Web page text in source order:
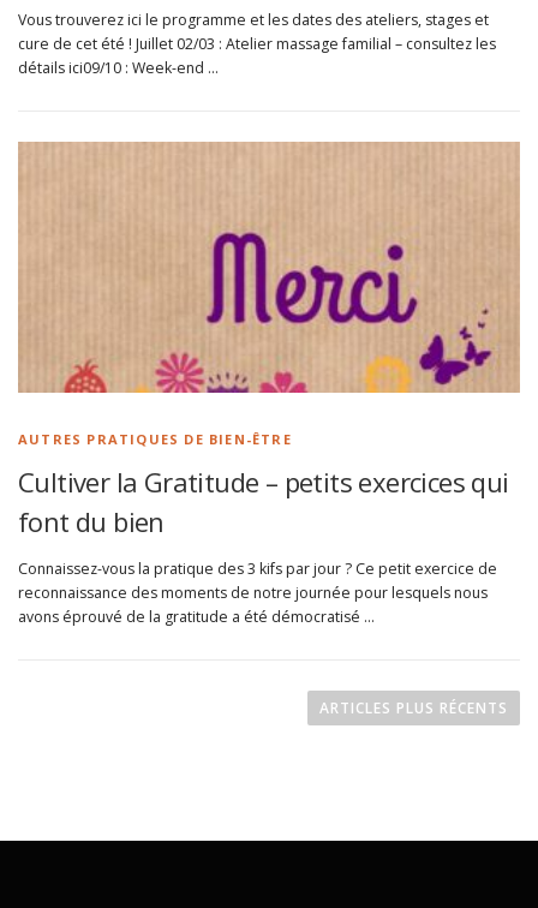
Vous trouverez ici le programme et les dates des ateliers, stages et
cure de cet été ! Juillet 02/03 : Atelier massage familial – consultez les
détails ici09/10 : Week-end …
AUTRES PRATIQUES DE BIEN-ÊTRE
Cultiver la Gratitude – petits exercices qui
font du bien
Connaissez-vous la pratique des 3 kifs par jour ? Ce petit exercice de
reconnaissance des moments de notre journée pour lesquels nous
avons éprouvé de la gratitude a été démocratisé …
ARTICLES PLUS RÉCENTS